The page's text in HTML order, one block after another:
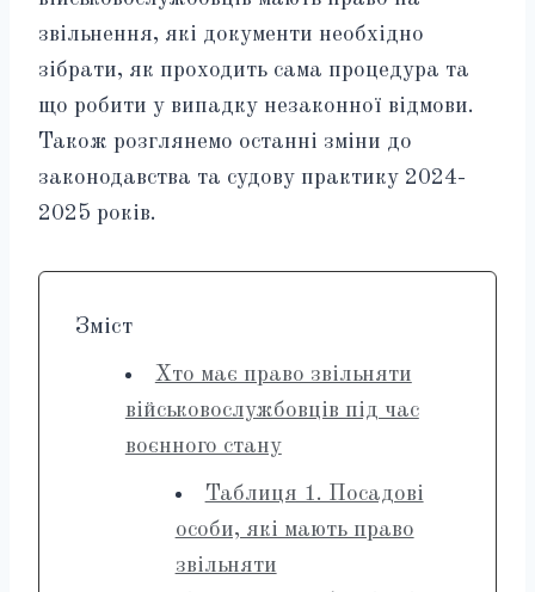
звільнення, які документи необхідно
зібрати, як проходить сама процедура та
що робити у випадку незаконної відмови.
Також розглянемо останні зміни до
законодавства та судову практику 2024-
2025 років.
Зміст
Хто має право звільняти
військовослужбовців під час
воєнного стану
Таблиця 1. Посадові
особи, які мають право
звільняти